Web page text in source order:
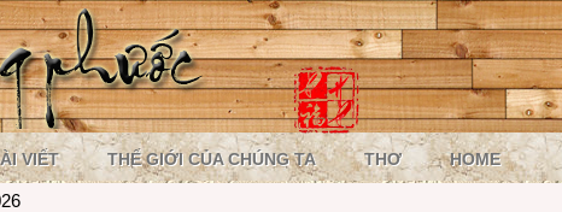
VIẾT THẾ GIỚI CỦA CHÚNG TA THƠ HOME